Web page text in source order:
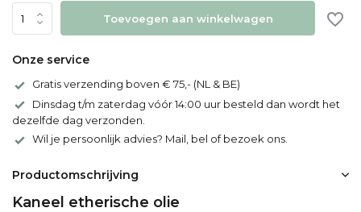
Toevoegen aan winkelwagen
Onze service
Gratis verzending boven € 75,- (NL & BE)
Dinsdag t/m zaterdag vóór 14:00 uur besteld dan wordt het
dezelfde dag verzonden.
Wil je persoonlijk advies? Mail, bel of bezoek ons.
Productomschrijving
Kaneel etherische olie